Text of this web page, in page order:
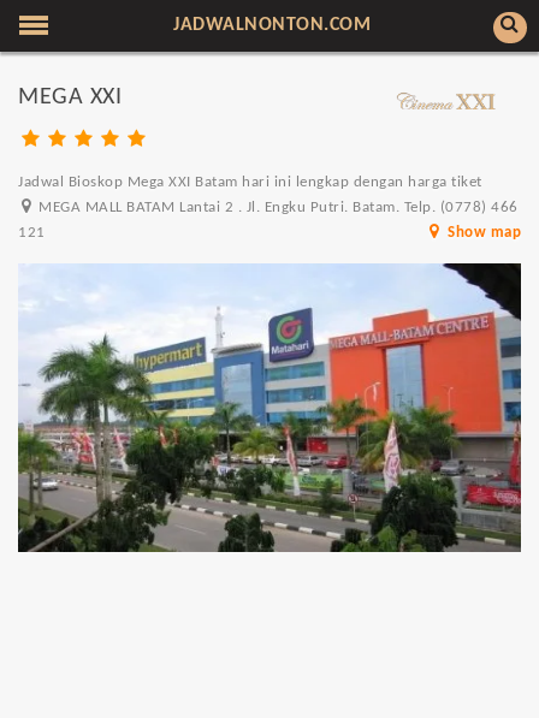
JADWALNONTON.COM
MEGA XXI
Jadwal Bioskop Mega XXI Batam hari ini lengkap dengan harga tiket
MEGA MALL BATAM Lantai 2 . Jl. Engku Putri. Batam. Telp. (0778) 466
121
Show map